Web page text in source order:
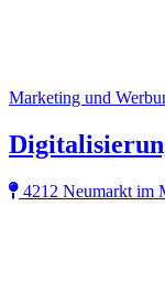
Marketing und
4212 Neumarkt im